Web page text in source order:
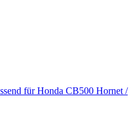
für Honda CB500 Hornet /